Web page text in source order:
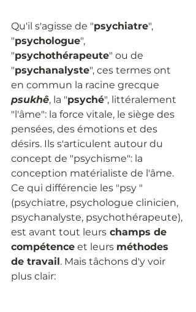
Qu'il s'agisse de "psychiatre",
"psychologue",
"psychothérapeute" ou de
"psychanalyste", ces termes ont
en commun la racine grecque
psukhê, la "psyché", littéralement
"l'âme": la force vitale, le siège des
pensées, des émotions et des
désirs. Ils s'articulent autour du
concept de "psychisme": la
conception matérialiste de l'âme.
Ce qui différencie les "psy "
(psychiatre, psychologue clinicien,
psychanalyste, psychothérapeute),
est avant tout leurs champs de
compétence et leurs méthodes
de travail. Mais tâchons d'y voir
plus clair: